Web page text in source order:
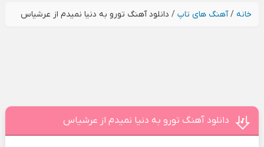
خانه/آهنگ های تاپ/ دانلود آهنگ تورو به دنیا نمیدم از عرشیاس
دانلود آهنگ تورو به دنیا نمیدم از عرشیاس